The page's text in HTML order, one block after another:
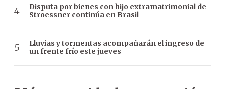
Disputa por bienes con hijo extramatrimonial de
Stroessner continúa en Brasil
Lluvias y tormentas acompañarán el ingreso de
un frente frío este jueves